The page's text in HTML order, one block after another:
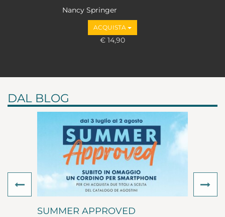
Nancy Springer
ACQUISTA
€ 14,90
DAL BLOG
SUMMER APPROVED
Previous